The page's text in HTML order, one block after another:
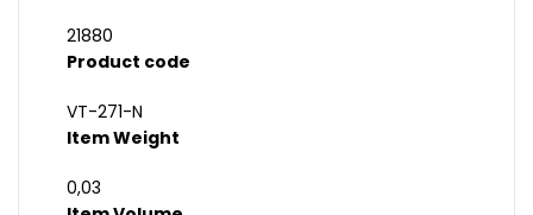
21880
Product code
VT-271-N
Item Weight
0,03